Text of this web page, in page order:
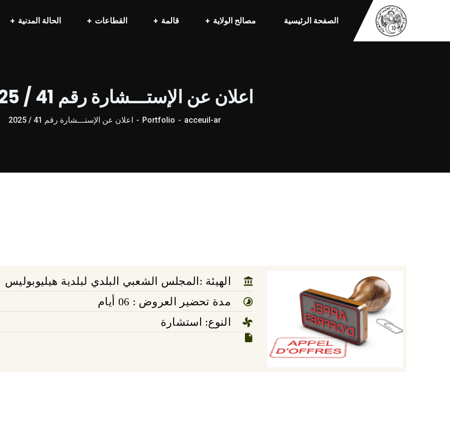
الصفحة الرئيسية مصالح الولاية قالمة القطاعات الحالة المدنية
اعلان عن الإستـــشارة رقم 41 / 2025
acceuil-ar
Portfolio اعلان عن الإستـــشارة رقم 41 / 2025
الهيئة :المجلس الشعبي البلدي لبلدية هيليوبوليس
مدة تحضير العروض : 06 أيام
النوع: استشارة